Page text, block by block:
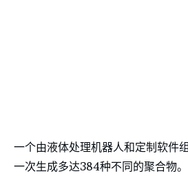
一个由液体处理机器人和定制软件
一次生成多达384种不同的聚合物